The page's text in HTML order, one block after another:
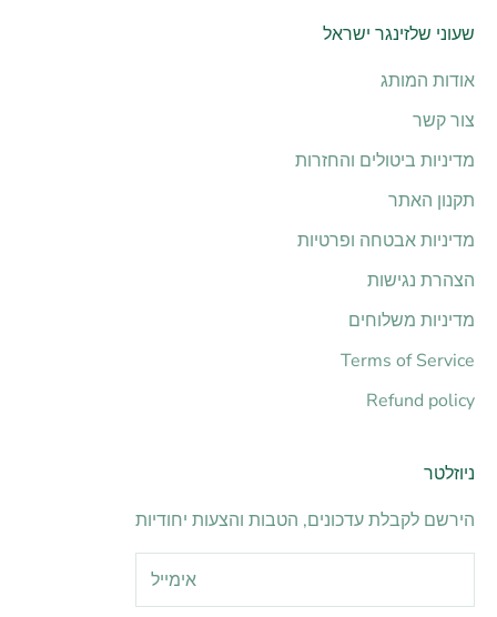
שעוני שלזינגר ישראל
אודות המותג
צור קשר
מדיניות ביטולים והחזרות
תקנון האתר
מדיניות אבטחה ופרטיות
הצהרת נגישות
מדיניות משלוחים
Terms of Service
Refund policy
ניוזלטר
הירשם לקבלת עדכונים, הטבות והצעות יחודיות